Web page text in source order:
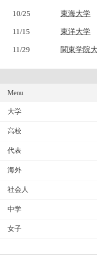
10/25 東海大学
11/15 東洋大学
11/29 関東学院
Menu
大学
高校
代表
海外
社会人
中学
女子